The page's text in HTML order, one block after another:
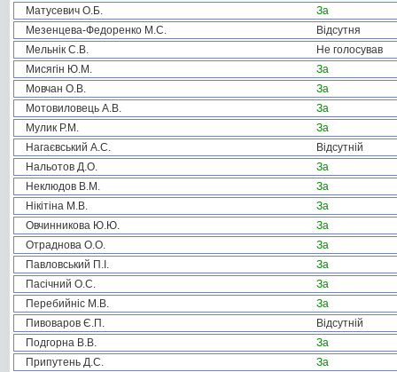
Матусевич О.Б.
За
Мезенцева-Федоренко М.С.
Відсутня
Мельнік С.В.
Не голосував
Мисягін Ю.М.
За
Мовчан О.В.
За
Мотовиловець А.В.
За
Мулик Р.М.
За
Нагаєвський А.С.
Відсутній
Нальотов Д.О.
За
Неклюдов В.М.
За
Нікітіна М.В.
За
Овчинникова Ю.Ю.
За
Отраднова О.О.
За
Павловський П.І.
За
Пасічний О.С.
За
Перебийніс М.В.
За
Пивоваров Є.П.
Відсутній
Подгорна В.В.
За
Припутень Д.С.
За